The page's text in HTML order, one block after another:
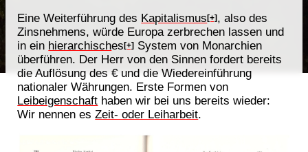
Eine Weiterführung des Kapitalismus[+] , also des
Zinsnehmens, würde Europa zerbrechen lassen und
in ein hierarchisches[+] System von Monarchien
überführen. Der Herr von den Sinnen fordert bereits
die Auflösung des € und die Wiedereinführung
nationaler Währungen. Erste Formen von
Leibeigenschaft haben wir bei uns bereits wieder:
Wir nennen esZeit- oder Leiharbeit.